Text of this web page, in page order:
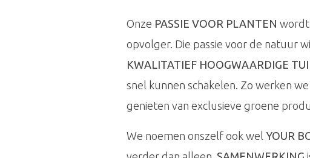
Onze PASSIE VOOR PLANTEN wordt
opvolger. Die passie voor de natuur
KWALITATIEF HOOGWAARDIGE
snel kunnen schakelen. Zo werken
genieten van exclusieve groene
We noemen onszelf ook wel YOUR